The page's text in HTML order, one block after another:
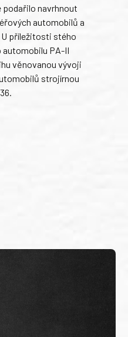
navrhnout
automobilů a
příležitosti stého
automobilu PA-II
věnovanou vývoji
strojírnou